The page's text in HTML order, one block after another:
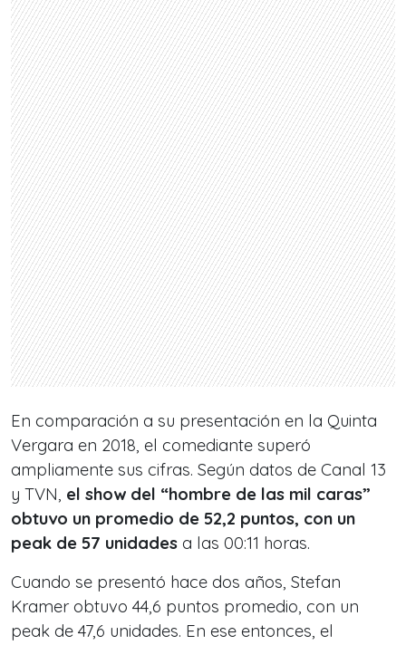
En comparación a su presentación en la Quinta
Vergara en 2018, el comediante superó
ampliamente sus cifras. Según datos de Canal 13
y TVN, el show del “hombre de las mil caras”
obtuvo un promedio de 52,2 puntos, con un
peak de 57 unidades a las 00:11 horas.
Cuando se presentó hace dos años, Stefan
Kramer obtuvo 44,6 puntos promedio, con un
peak de 47,6 unidades. En ese entonces, el